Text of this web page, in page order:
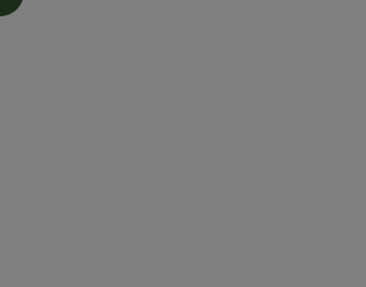
- Menü öffnen